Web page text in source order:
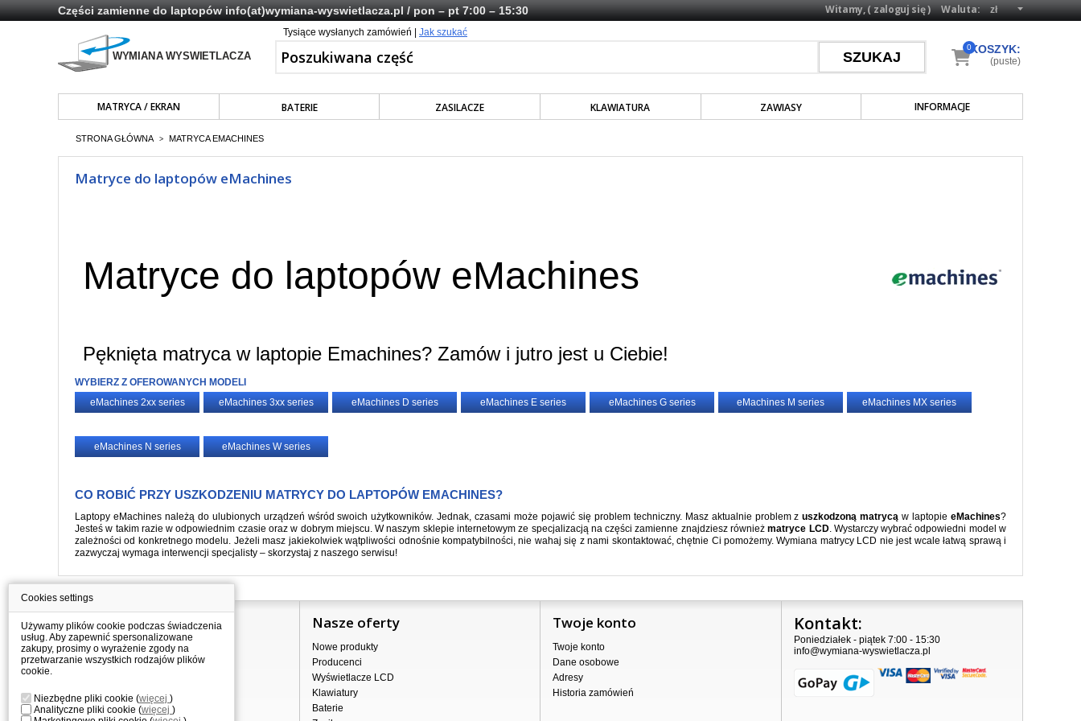
Części zamienne do laptopówinfo(at)wymiana-wyswietlacza.pl/ pon – pt 7:00 – 15:30 Waluta:
Witamy, (zaloguj się)
Tysiące wysłanych zamówień | Jak szukać
MATRYCA / EKRAN BATERIE ZASILACZE KLAWIATURA ZAWIASY INFORMACJE
KOSZYK:
0
(puste)
STRONA GŁÓWNA > MATRYCA EMACHINES
Matryce do laptopów eMachines
Matryce do laptopów eMachines
Pęknięta matryca w laptopie Emachines? Zamów i jutro jest u Ciebie!
WYBIERZ Z OFEROWANYCH MODELI
eMachines 2xx series
eMachines 3xx series eMachines D series eMachines E series eMachines G series eMachines M series eMachines MX series
eMachines N series eMachines W series
CO ROBIĆ PRZY USZKODZENIU MATRYCY DO LAPTOPÓW EMACHINES?
Laptopy eMachines należą do ulubionych urządzeń wśród swoich użytkowników. Jednak, czasami może pojawić się problem techniczny. Masz aktualnie problem zuszkodzoną matrycą w laptopieeMachines?
Jesteś w takim razie w odpowiednim czasie oraz w dobrym miejscu. W naszym sklepie internetowym ze specjalizacją na części zamienne znajdziesz równieżmatryce LCD. Wystarczy wybrać odpowiedni model w
zależności od konkretnego modelu. Jeżeli masz jakiekolwiek wątpliwości odnośnie kompatybilności, nie wahaj się z nami skontaktować, chętnie Ci pomożemy. Wymiana matrycy LCD nie jest wcale łatwą sprawą i
zazwyczaj wymaga interwencji specjalisty – skorzystaj z naszego serwisu!
Informacje
Jak kupować?
Dostawa
Nota prawna
Regulamin
Nasze oferty
Nowe produkty
Producenci
Wyświetlacze LCD
Klawiatury
Baterie
Twoje konto
Twoje konto
Dane osobowe
Adresy
Historia zamówień
Kontakt:
Poniedziałek - piątek 7:00 - 15:30
info@wymiana-wyswietlacza.pl
Cookies settings
Używamy plików cookie podczas świadczenia
usług. Aby zapewnić spersonalizowane
zakupy, prosimy o wyrażenie zgody na
przetwarzanie wszystkich rodzajów plików
cookie.
Niezbędne pliki cookie (więcej )
Analityczne pliki cookie (więcej )